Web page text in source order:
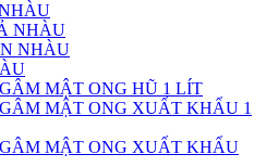
NHÀU
NHÀU
MẬT ONG HŨ 1 LÍT
MẬT ONG XUẤT KHẨU 1
MẬT ONG XUẤT KHẨU